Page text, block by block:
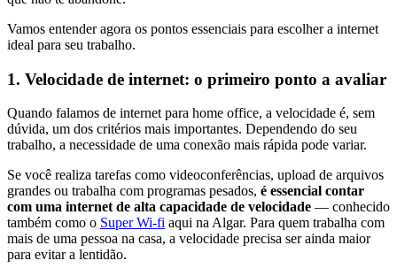
Vamos entender agora os pontos essenciais para escolher a internet
ideal para seu trabalho.
1. Velocidade de internet: o primeiro ponto a avaliar
Quando falamos de internet para home office, a velocidade é, sem
dúvida, um dos critérios mais importantes. Dependendo do seu
trabalho, a necessidade de uma conexão mais rápida pode variar.
Se você realiza tarefas como videoconferências, upload de arquivos
grandes ou trabalha com programas pesados, é essencial contar
com uma internet de alta capacidade de velocidade — conhecido
também como o Super Wi-fi aqui na Algar. Para quem trabalha com
mais de uma pessoa na casa, a velocidade precisa ser ainda maior
para evitar a lentidão.